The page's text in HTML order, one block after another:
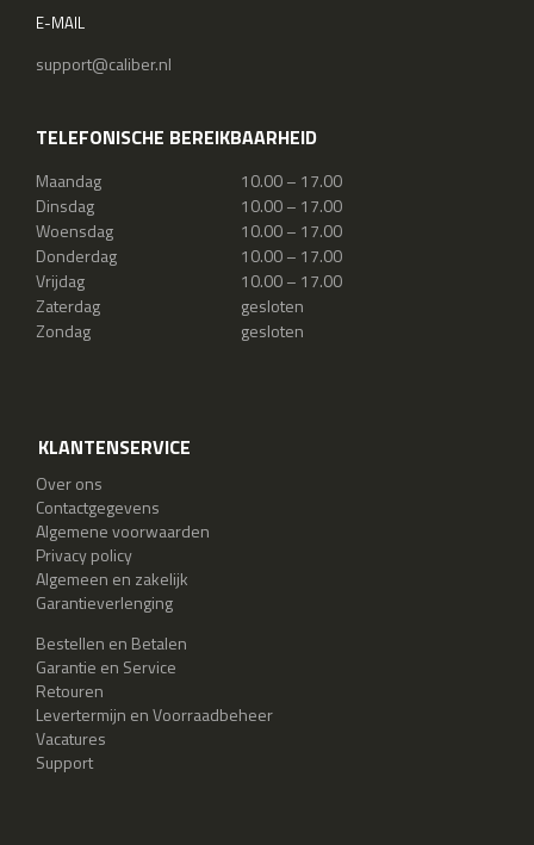
E-MAIL
support@caliber.nl
TELEFONISCHE BEREIKBAARHEID
Maandag
10.00 – 17.00
Dinsdag
10.00 – 17.00
Woensdag
10.00 – 17.00
Donderdag
10.00 – 17.00
Vrijdag
10.00 – 17.00
Zaterdag
gesloten
Zondag
gesloten
KLANTENSERVICE
Over ons
Contactgegevens
Algemene voorwaarden
Privacy policy
Algemeen en zakelijk
Garantieverlenging
Bestellen en Betalen
Garantie en Service
Retouren
Levertermijn en Voorraadbeheer
Vacatures
Support